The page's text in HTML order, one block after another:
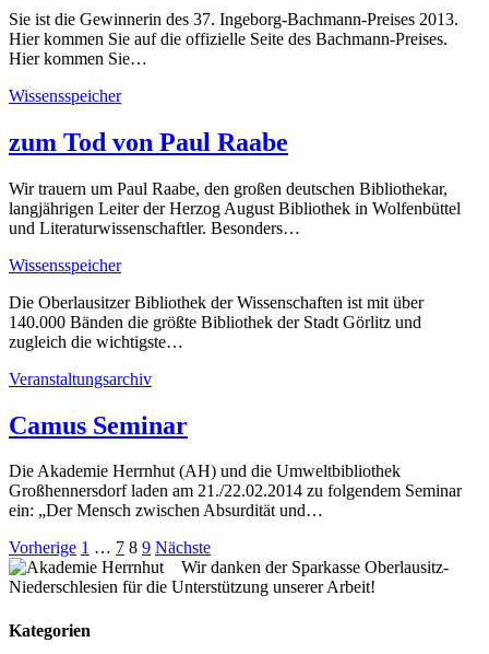
Sie ist die Gewinnerin des 37. Ingeborg-Bachmann-Preises 2013.
Hier kommen Sie auf die offizielle Seite des Bachmann-Preises.
Hier kommen Sie…
Wissensspeicher
zum Tod von Paul Raabe
Wir trauern um Paul Raabe, den großen deutschen Bibliothekar,
langjährigen Leiter der Herzog August Bibliothek in Wolfenbüttel
und Literaturwissenschaftler. Besonders…
Wissensspeicher
Die Oberlausitzer Bibliothek der Wissenschaften ist mit über
140.000 Bänden die größte Bibliothek der Stadt Görlitz und
zugleich die wichtigste…
Veranstaltungsarchiv
Camus Seminar
Die Akademie Herrnhut (AH) und die Umweltbibliothek
Großhennersdorf laden am 21./22.02.2014 zu folgendem Seminar
ein: „Der Mensch zwischen Absurdität und…
Seitennummerierung
der
Vorherige 1 … 7 8 9 Nächste
Wir danken der Sparkasse Oberlausitz-
Niederschlesien für die Unterstützung unserer Arbeit!
Kategorien